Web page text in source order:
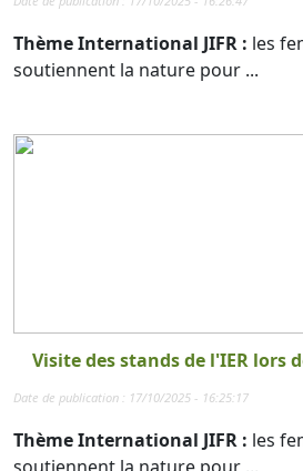
Thème International JIFR : les
soutiennent la nature pour ...
Visite des stands de l'IER lors
Date de publication : 17/10/2025 - 16:25:17
Thème International JIFR : les